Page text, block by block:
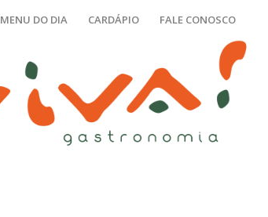
MENU DO DIA CARDÁPIO FALE CONOSCO